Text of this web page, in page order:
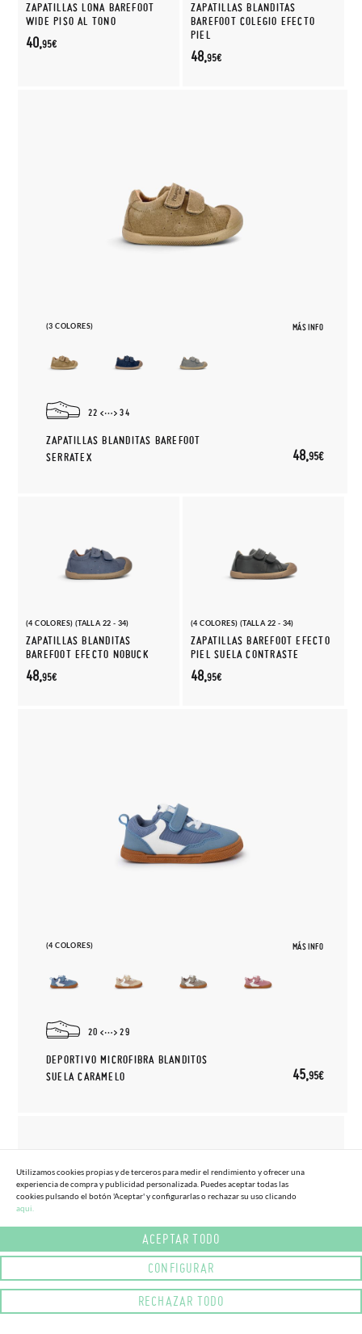
ZAPATILLAS LONA BAREFOOT
WIDE PISO AL TONO
40,95€
ZAPATILLAS BLANDITAS
BAREFOOT COLEGIO EFECTO
PIEL
48,95€
(3 COLORES) MÁS INFO
22 34
ZAPATILLAS BLANDITAS BAREFOOT
SERRATEX
48,95€
(4 COLORES) (TALLA 22 - 34)
ZAPATILLAS BLANDITAS
BAREFOOT EFECTO NOBUCK
48,95€
(4 COLORES) (TALLA 22 - 34)
ZAPATILLAS BAREFOOT EFECTO
PIEL SUELA CONTRASTE
48,95€
(4 COLORES) MÁS INFO
20 29
DEPORTIVO MICROFIBRA BLANDITOS
SUELA CARAMELO
45,95€
Utilizamos cookies propias y de terceros para medir el rendimiento y ofrecer una
experiencia de compra y publicidad personalizada. Puedes aceptar todas las
cookies pulsando el botón 'Aceptar' y configurarlas o rechazar su uso clicando
aqui.
ACEPTAR TODO
CONFIGURAR
RECHAZAR TODO